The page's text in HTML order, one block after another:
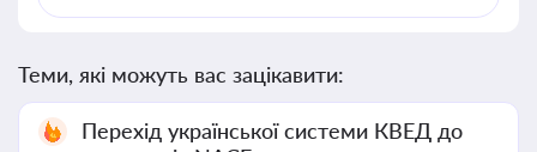
Теми, які можуть вас зацікавити:
Перехід української системи КВЕД до